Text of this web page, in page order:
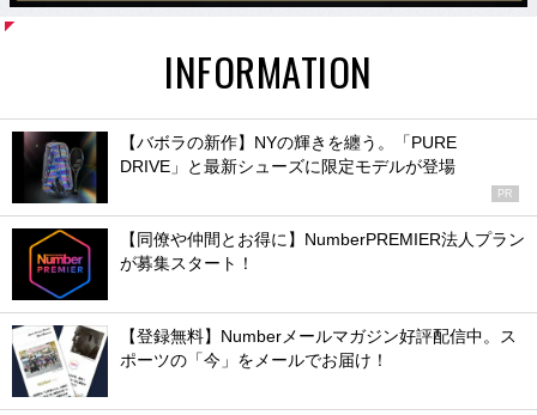
INFORMATION
【バボラの新作】NYの輝きを纏う。「PURE
DRIVE」と最新シューズに限定モデルが登場
PR
【同僚や仲間とお得に】NumberPREMIER法人プラン
が募集スタート！
【登録無料】Numberメールマガジン好評配信中。ス
ポーツの「今」をメールでお届け！